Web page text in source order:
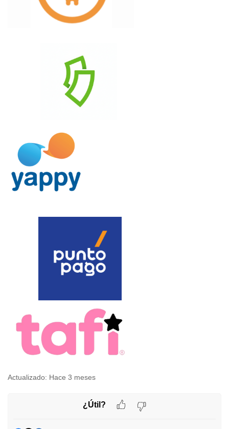
Actualizado: Hace 3 meses
¿Útil?